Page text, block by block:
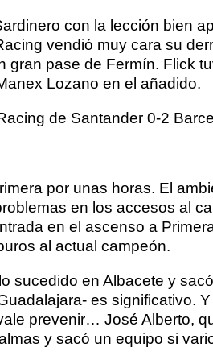
con la lección bien
vendió muy cara su
gran pase de Fermín. Flick
Lozano en el añadido.
de Santander 0-2
por unas horas. El
en los accesos al
en el ascenso a
al actual campeón.
sucedido en Albacete y
es significativo.
prevenir… José Alberto,
y sacó un equipo si